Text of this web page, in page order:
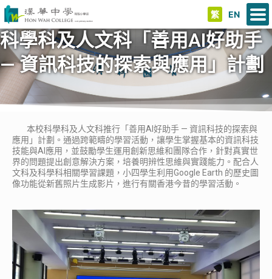
繁 EN
科學科及人文科「善用AI好助手
— 資訊科技的探索與應用」計劃
本校科學科及人文科推行「善用AI好助手 — 資訊科技的探索與
應用」計劃。通過跨範疇的學習活動，讓學生掌握基本的資訊科技
技能與AI應用，並鼓勵學生運用創新思維和團隊合作，針對真實世
界的問題提出創意解決方案，培養明辨性思維與實踐能力。配合人
文科及科學科相關學習課題，小四學生利用Google Earth 的歷史圖
像功能從新舊照片生成影片，進行有關香港今昔的學習活動。